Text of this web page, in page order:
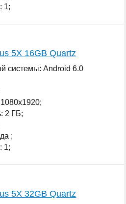
1;
5X 16GB Quartz
системы: Android 6.0
2 ГБ;
;
1;
5X 32GB Quartz